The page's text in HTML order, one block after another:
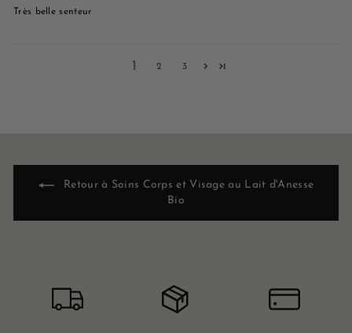
Très belle senteur
1 2 3
Retour à Soins Corps et Visage au Lait d'Anesse
Bio